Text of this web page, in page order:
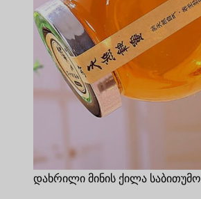
დახრილი მინის ქილა საბითუმო